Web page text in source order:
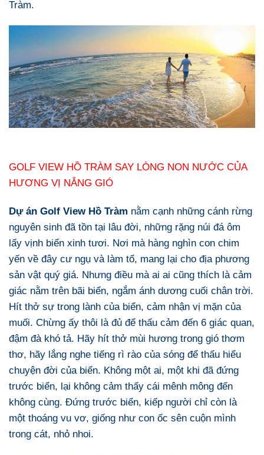
Tràm.
GOLF VIEW HỒ TRÀM SAY LÒNG NON NƯỚC CỦA
HƯƠNG VỊ NẮNG GIÓ
Dự án Golf View Hồ Tràm nằm cạnh những cánh rừng
nguyên sinh đã tồn tại lâu đời, những rặng núi đá ôm
lấy vịnh biển xinh tươi. Nơi mà hàng nghìn con chim
yến về đây cư ngụ và làm tổ, mang lại cho địa phương
sản vật quý giá. Nhưng điều mà ai ai cũng thích là cảm
giác nằm trên bãi biển, ngắm ánh dương cuối chân trời.
Hít thở sự trong lành của biển, cảm nhận vị mặn của
muối. Chừng ấy thôi là đủ để thấu cảm đến 6 giác quan,
đậm đà khó tả. Hãy hít thở mùi hương trong gió thơm
thơ, hãy lắng nghe tiếng rì rào của sóng để thấu hiểu
chuyện đời của biển. Không một ai, một khi đã đứng
trước biển, lại không cảm thấy cái mênh mông đến
không cùng. Đứng trước biển, kiếp người chỉ còn là
một thoáng vu vơ, giống như con ốc sên cuộn mình
trong cát, nhỏ nhoi.